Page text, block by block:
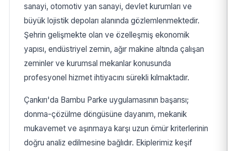
sanayi, otomotiv yan sanayi, devlet kurumları ve
büyük lojistik depoları alanında gözlemlenmektedir.
Şehrin gelişmekte olan ve özelleşmiş ekonomik
yapısı, endüstriyel zemin, ağır makine altında çalışan
zeminler ve kurumsal mekanlar konusunda
profesyonel hizmet ihtiyacını sürekli kılmaktadır.
Çankırı'da Bambu Parke uygulamasının başarısı;
donma-çözülme döngüsüne dayanım, mekanik
mukavemet ve aşınmaya karşı uzun ömür kriterlerinin
doğru analiz edilmesine bağlıdır. Ekiplerimiz keşif